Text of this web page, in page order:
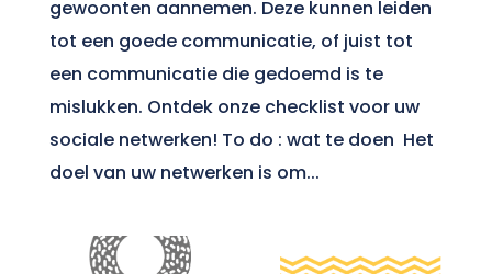
gewoonten aannemen. Deze kunnen leiden
tot een goede communicatie, of juist tot
een communicatie die gedoemd is te
mislukken. Ontdek onze checklist voor uw
sociale netwerken! To do : wat te doen Het
doel van uw netwerken is om...